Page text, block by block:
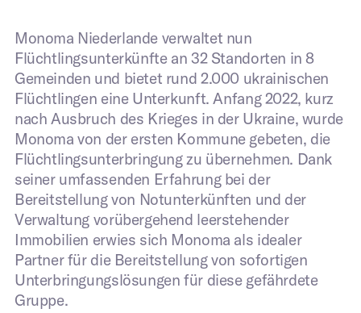
Monoma Niederlande verwaltet nun
Flüchtlingsunterkünfte an 32 Standorten in 8
Gemeinden und bietet rund 2.000 ukrainischen
Flüchtlingen eine Unterkunft. Anfang 2022, kurz
nach Ausbruch des Krieges in der Ukraine, wurde
Monoma von der ersten Kommune gebeten, die
Flüchtlingsunterbringung zu übernehmen. Dank
seiner umfassenden Erfahrung bei der
Bereitstellung von Notunterkünften und der
Verwaltung vorübergehend leerstehender
Immobilien erwies sich Monoma als idealer
Partner für die Bereitstellung von sofortigen
Unterbringungslösungen für diese gefährdete
Gruppe.
Ihre E-Mail-Adresse *
Firma *
Telefonnummer *
Weitere Informationen zu Ihrem Projekt